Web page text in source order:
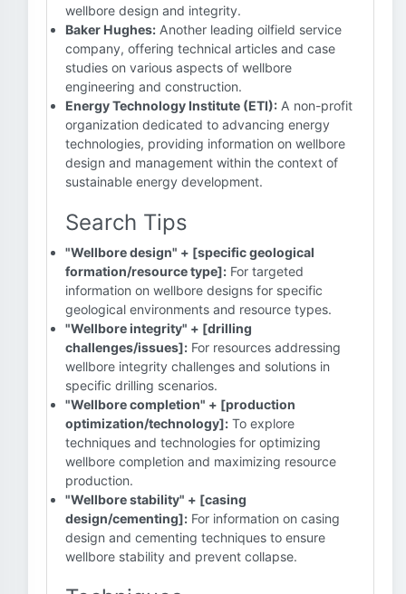
wellbore design and integrity.
Baker Hughes: Another leading oilfield service
company, offering technical articles and case
studies on various aspects of wellbore
engineering and construction.
Energy Technology Institute (ETI): A non-profit
organization dedicated to advancing energy
technologies, providing information on wellbore
design and management within the context of
sustainable energy development.
Search Tips
"Wellbore design" + [specific geological
formation/resource type]: For targeted
information on wellbore designs for specific
geological environments and resource types.
"Wellbore integrity" + [drilling
challenges/issues]: For resources addressing
wellbore integrity challenges and solutions in
specific drilling scenarios.
"Wellbore completion" + [production
optimization/technology]: To explore
techniques and technologies for optimizing
wellbore completion and maximizing resource
production.
"Wellbore stability" + [casing
design/cementing]: For information on casing
design and cementing techniques to ensure
wellbore stability and prevent collapse.